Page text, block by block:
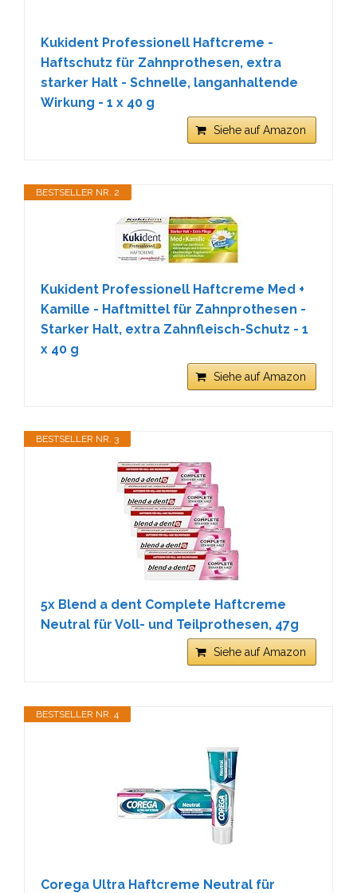
Kukident Professionell Haftcreme -
Haftschutz für Zahnprothesen, extra
starker Halt - Schnelle, langanhaltende
Wirkung - 1 x 40 g
Siehe auf Amazon
BESTSELLER NR. 2
Kukident Professionell Haftcreme Med +
Kamille - Haftmittel für Zahnprothesen -
Starker Halt, extra Zahnfleisch-Schutz - 1
x 40 g
Siehe auf Amazon
BESTSELLER NR. 3
5x Blend a dent Complete Haftcreme
Neutral für Voll- und Teilprothesen, 47g
Siehe auf Amazon
BESTSELLER NR. 4
Corega Ultra Haftcreme Neutral für